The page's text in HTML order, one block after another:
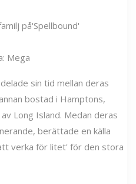
Mega
sin tid mellan deras
bostad i Hamptons,
Long Island. Medan deras
berättade en källa
verka för litet' för den stora